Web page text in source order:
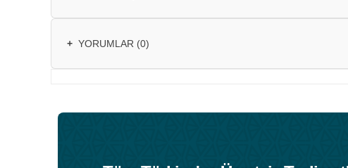
+ YORUMLAR (0)